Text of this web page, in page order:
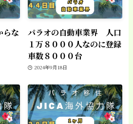
らな
パラオの自動車業界 人口
１万８０００人なのに登録
車数８０００台
2024年9月18日